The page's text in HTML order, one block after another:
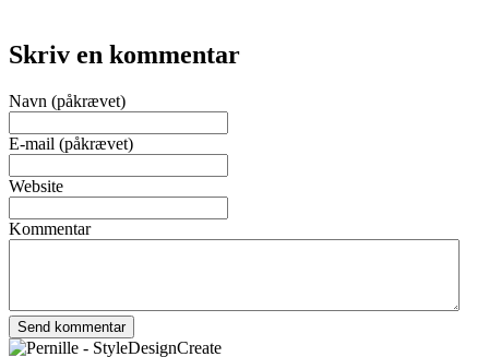
Skriv en kommentar
Navn (påkrævet)
E-mail (påkrævet)
Website
Kommentar